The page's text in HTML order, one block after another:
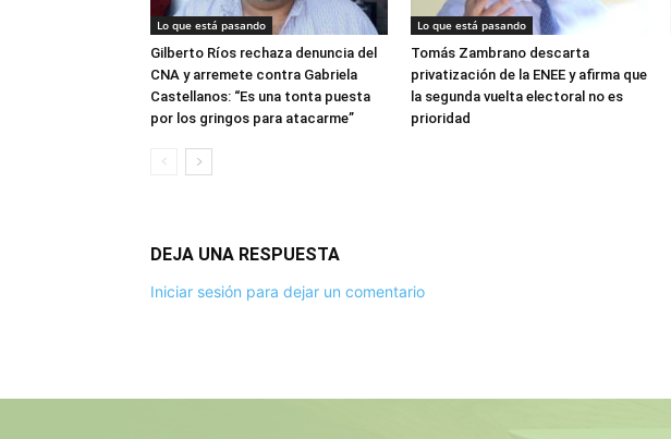
Lo que está pasando
Gilberto Ríos rechaza denuncia del
CNA y arremete contra Gabriela
Castellanos: “Es una tonta puesta
por los gringos para atacarme”
Lo que está pasando
Tomás Zambrano descarta
privatización de la ENEE y afirma que
la segunda vuelta electoral no es
prioridad
DEJA UNA RESPUESTA
Iniciar sesión para dejar un comentario